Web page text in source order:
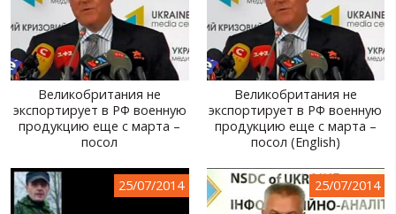
Великобритания не
экспортирует в РФ военную
продукцию еще с марта –
посол
Великобритания не
экспортирует в РФ военную
продукцию еще с марта –
посол (English)
25/07/2014 25/07/2014